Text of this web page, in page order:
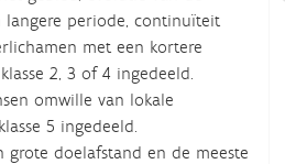
periode, continuïteit
met een kortere
2, 3 of 4 ingedeeld.
omwille van lokale
5 ingedeeld.
grote doelafstand en de meeste